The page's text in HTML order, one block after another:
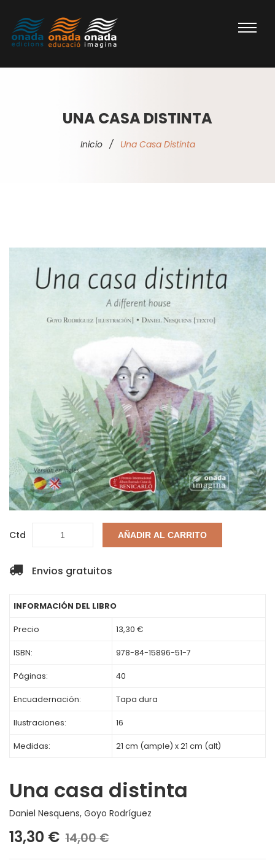
UNA CASA DISTINTA
Inicio / Una Casa Distinta
Ctd AÑADIR AL CARRITO
Envios gratuitos
INFORMACIÓN DEL LIBRO
Precio 13,30 €
ISBN: 978-84-15896-51-7
Páginas: 40
Encuadernación: Tapa dura
Ilustraciones: 16
Medidas: 21 cm (ample) x 21 cm (alt)
Una casa distinta
Daniel Nesquens, Goyo Rodríguez
13,30 € 14,00 €